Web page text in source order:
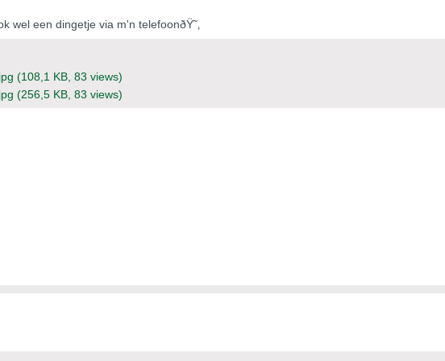
wel een dingetje via m'n telefoonðŸ˜‚
(108,1 KB, 83 views)
(256,5 KB, 83 views)